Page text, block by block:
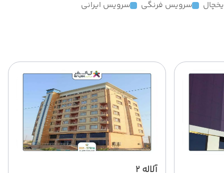
یخچال سرویس فرنگی سرویس ایرانی
آلاله 2